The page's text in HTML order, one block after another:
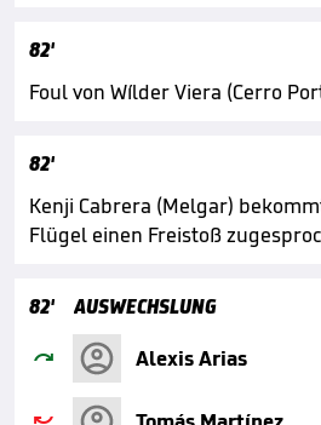
82'
Foul von Wílder Viera (Cerro
82'
Kenji Cabrera (Melgar)
Flügel einen Freistoß
82' AUSWECHSLUNG
 Alexis Arias